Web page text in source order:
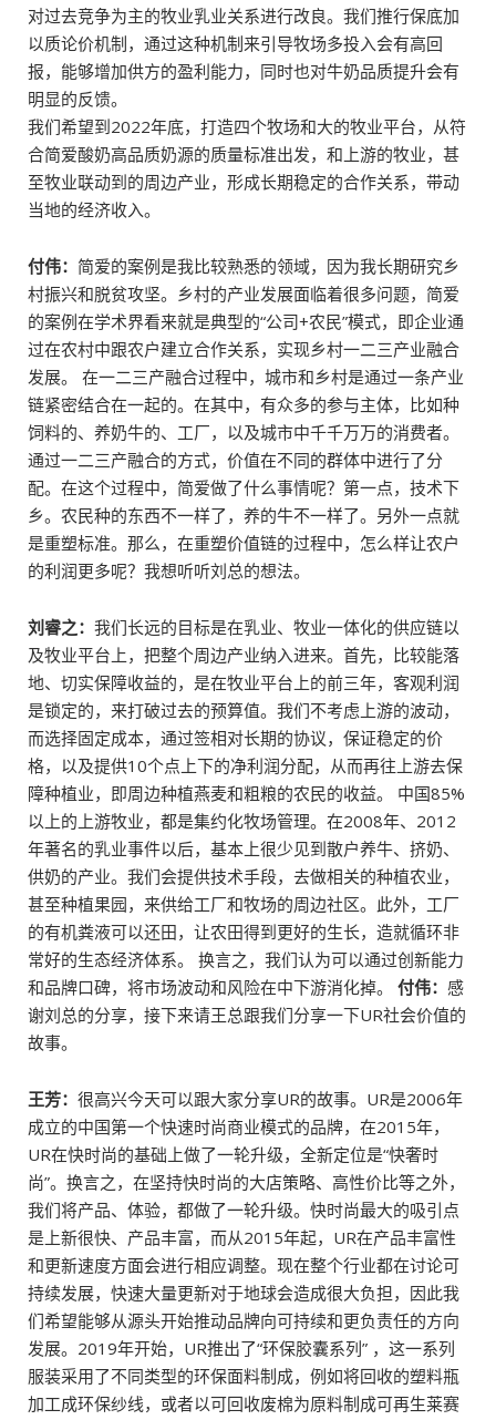
对过去竞争为主的牧业乳业关系进行改良。我们推行保底加
以质论价机制，通过这种机制来引导牧场多投入会有高回
报，能够增加供方的盈利能力，同时也对牛奶品质提升会有
明显的反馈。
我们希望到2022年底，打造四个牧场和大的牧业平台，从符
合简爱酸奶高品质奶源的质量标准出发，和上游的牧业，甚
至牧业联动到的周边产业，形成长期稳定的合作关系，带动
当地的经济收入。
付伟： 简爱的案例是我比较熟悉的领域，因为我长期研究乡
村振兴和脱贫攻坚。乡村的产业发展面临着很多问题，简爱
的案例在学术界看来就是典型的“公司+农民”模式，即企业通
过在农村中跟农户建立合作关系，实现乡村一二三产业融合
发展。 在一二三产融合过程中，城市和乡村是通过一条产业
链紧密结合在一起的。在其中，有众多的参与主体，比如种
饲料的、养奶牛的、工厂，以及城市中千千万万的消费者。
通过一二三产融合的方式，价值在不同的群体中进行了分
配。在这个过程中，简爱做了什么事情呢？第一点，技术下
乡。农民种的东西不一样了，养的牛不一样了。另外一点就
是重塑标准。那么，在重塑价值链的过程中，怎么样让农户
的利润更多呢？我想听听刘总的想法。
刘睿之： 我们长远的目标是在乳业、牧业一体化的供应链以
及牧业平台上，把整个周边产业纳入进来。首先，比较能落
地、切实保障收益的，是在牧业平台上的前三年，客观利润
是锁定的，来打破过去的预算值。我们不考虑上游的波动，
而选择固定成本，通过签相对长期的协议，保证稳定的价
格，以及提供10个点上下的净利润分配，从而再往上游去保
障种植业，即周边种植燕麦和粗粮的农民的收益。 中国85%
以上的上游牧业，都是集约化牧场管理。在2008年、2012
年著名的乳业事件以后，基本上很少见到散户养牛、挤奶、
供奶的产业。我们会提供技术手段，去做相关的种植农业，
甚至种植果园，来供给工厂和牧场的周边社区。此外，工厂
的有机粪液可以还田，让农田得到更好的生长，造就循环非
常好的生态经济体系。 换言之，我们认为可以通过创新能力
和品牌口碑，将市场波动和风险在中下游消化掉。 付伟： 感
谢刘总的分享，接下来请王总跟我们分享一下UR社会价值的
故事。
王芳： 很高兴今天可以跟大家分享UR的故事。UR是2006年
成立的中国第一个快速时尚商业模式的品牌，在2015年，
UR在快时尚的基础上做了一轮升级，全新定位是“快奢时
尚”。换言之，在坚持快时尚的大店策略、高性价比等之外，
我们将产品、体验，都做了一轮升级。快时尚最大的吸引点
是上新很快、产品丰富，而从2015年起，UR在产品丰富性
和更新速度方面会进行相应调整。现在整个行业都在讨论可
持续发展，快速大量更新对于地球会造成很大负担，因此我
们希望能够从源头开始推动品牌向可持续和更负责任的方向
发展。2019年开始，UR推出了“环保胶囊系列” ，这一系列
服装采用了不同类型的环保面料制成，例如将回收的塑料瓶
加工成环保纱线，或者以可回收废棉为原料制成可再生莱赛